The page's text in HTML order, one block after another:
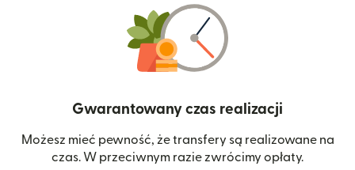
Gwarantowany czas realizacji
Możesz mieć pewność, że transfery są realizowane na
czas. W przeciwnym razie zwrócimy opłaty.